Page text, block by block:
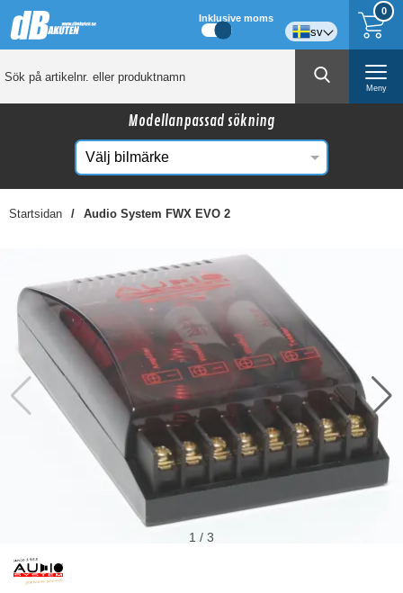
0
Inklusive moms
sv
Meny
Modellanpassad sökning
Startsidan Audio System FWX EVO 2
Kanske någon av dessa produkter kan intressera
dig?
Hollywood HBTN
1 / 3